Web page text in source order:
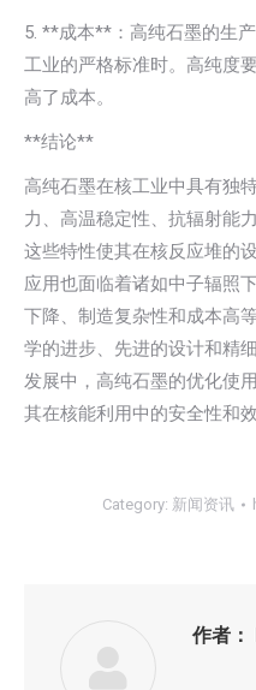
5. **成本**：高纯石墨的生
工业的严格标准时。高纯度
高了成本。
**结论**
高纯石墨在核工业中具有独
力、高温稳定性、抗辐射能
这些特性使其在核反应堆的
应用也面临着诸如中子辐照
下降、制造复杂性和成本高
学的进步、先进的设计和精
发展中，高纯石墨的优化使
其在核能利用中的安全性和效
Category: 新闻资讯
作者：